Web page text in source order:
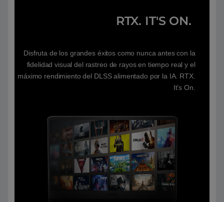
RTX. IT'S ON.
Disfruta de los grandes éxitos como nunca antes con la
fidelidad visual del rastreo de rayos en tiempo real y el
máximo rendimiento del DLSS alimentado por la IA. RTX.
It’s On.